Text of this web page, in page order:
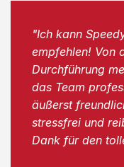
"Ich kann
empfehlen! Von
Durchführung
das Team
äußerst
stressfrei und
Dank für den